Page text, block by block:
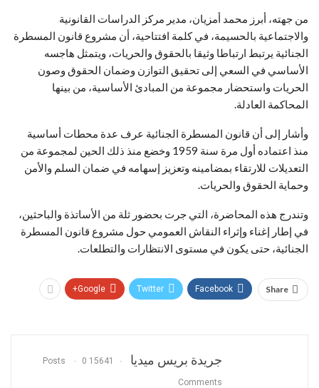
من جهته، أبرز محمد أمزيان، مدير مركز الدراسات القانونية
والاجتماعية بالحسيمة، في كلمة افتتاحية، أن مشروع قانون المسطرة
الجنائية يرتبط ارتباطا وثيقا بالحقوق والحريات، ويتمثل هاجسه
الأساسي في السعي إلى تحقيق التوازن وضمان الحقوق وصون
الحريات واستحضار مجموعة من المبادئ الأساسية، من بينها
المحاكمة العادلة.
وأشار إلى أن قانون المسطرة الجنائية عرف عدة محطات أساسية
منذ اعتماده أول مرة سنة 1959 وخضع منذ ذلك الحين لمجموعة من
التعديلات للارتقاء بمضامينه وتعزيز إسهامه في ضمان السلم والأمن
وحماية الحقوق والحريات.
وتندرج هذه المحاضرة، التي جرت بحضور ثلة من الأساتذة والباحثين،
في إطار إغناء وإثراء النقاش العمومي حول مشروع قانون المسطرة
الجنائية، حتى يكون في مستوى الانتظارات والتطلعات.
Share
Facebook
Twitter
Google+
جريدة بريس ميديا 15641 Posts
0
Comments